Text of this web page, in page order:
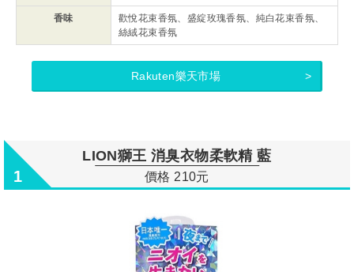
香味
歡悅花束香氛、盛綻玫瑰香氛、純白花束香氛、
絲絨花束香氛
Rakuten樂天市場
1
LION獅王 消臭衣物柔軟精 藍
價格 210元